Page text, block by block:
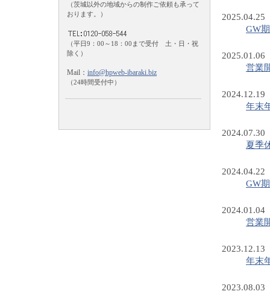
（茨城以外の地域からの制作ご依頼も承って
おります。）
（平日9：00～18：00まで受付 土・日・祝
除く）
Mail： info@hpweb-ibaraki.biz
（24時間受付中）
2025.04.25
GW
2025.01.06
営業
2024.12.19
年末
2024.07.30
夏季
2024.04.22
GW
2024.01.04
営業
2023.12.13
年末
2023.08.03